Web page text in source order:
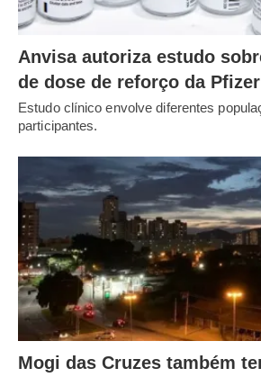
Anvisa autoriza estudo
de dose de reforço da Pfizer
Estudo clínico envolve diferentes
participantes.
Mogi das Cruzes também